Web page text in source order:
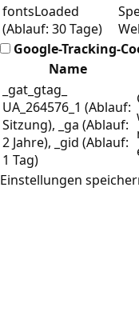
fontsLoaded
(Ablauf: 30 Tage)
Google-Tracking-
Name
_gat_gtag_
UA_264576_1 (Ablauf:
Sitzung), _ga (Ablauf:
2 Jahre), _gid (Ablauf:
1 Tag)
Einstellungen